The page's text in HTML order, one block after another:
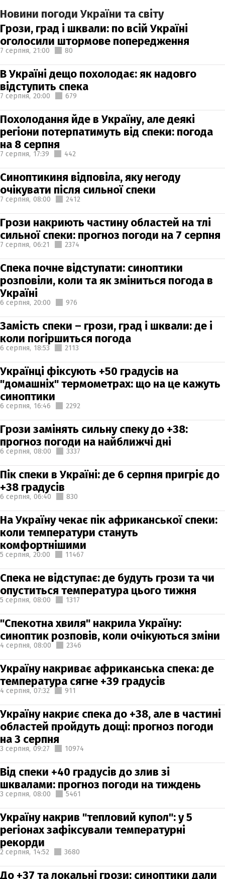
Новини погоди України та світу
Грози, град і шквали: по всій Україні
оголосили штормове попередження
7 серпня, 21:00 80
В Україні дещо похолодає: як надовго
відступить спека
7 серпня, 20:00 679
Похолодання йде в Україну, але деякі
регіони потерпатимуть від спеки: погода
на 8 серпня
7 серпня, 17:39 442
Синоптикиня відповіла, яку негоду
очікувати після сильної спеки
7 серпня, 08:00 2412
Грози накриють частину областей на тлі
сильної спеки: прогноз погоди на 7 серпня
7 серпня, 06:21 2374
Спека почне відступати: синоптики
розповіли, коли та як зміниться погода в
Україні
6 серпня, 20:00 976
Замість спеки – грози, град і шквали: де і
коли погіршиться погода
6 серпня, 18:53 2113
Українці фіксують +50 градусів на
"домашніх" термометрах: що на це кажуть
синоптики
6 серпня, 16:46 2292
Грози замінять сильну спеку до +38:
прогноз погоди на найближчі дні
6 серпня, 08:00 3337
Пік спеки в Україні: де 6 серпня пригріє до
+38 градусів
6 серпня, 06:40 830
На Україну чекає пік африканської спеки:
коли температури стануть
комфортнішими
5 серпня, 20:00 11467
Спека не відступає: де будуть грози та чи
опуститься температура цього тижня
5 серпня, 08:00 1317
"Спекотна хвиля" накрила Україну:
синоптик розповів, коли очікуються зміни
4 серпня, 08:00 2346
Україну накриває африканська спека: де
температура сягне +39 градусів
4 серпня, 07:32 911
Україну накриє спека до +38, але в частині
областей пройдуть дощі: прогноз погоди
на 3 серпня
3 серпня, 09:27 10974
Від спеки +40 градусів до злив зі
шквалами: прогноз погоди на тиждень
3 серпня, 08:00 5461
Україну накрив "тепловий купол": у 5
регіонах зафіксували температурні
рекорди
2 серпня, 14:52 3680
До +37 та локальні грози: синоптики дали